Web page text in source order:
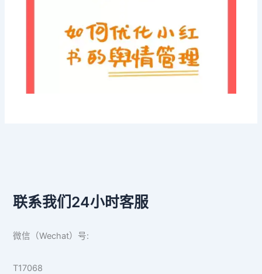
联系我们24小时客服
微信（Wechat）号:
T17068